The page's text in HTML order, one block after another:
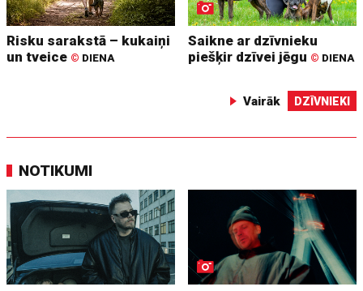
Risku sarakstā – kukaiņi
un tveice © DIENA
Saikne ar dzīvnieku
piešķir dzīvei jēgu © DIENA
Vairāk DZĪVNIEKI
NOTIKUMI